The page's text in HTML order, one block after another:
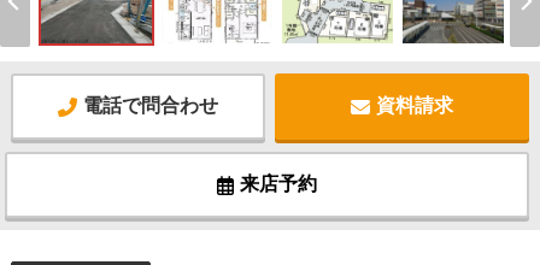
電話で問合わせ 資料請求
来店予約